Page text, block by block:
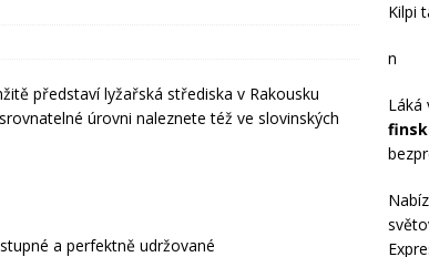
představí lyžařská střediska v Rakousku
úrovni naleznete též ve slovinských
a perfektně udržované
Kilpi
n
Láká